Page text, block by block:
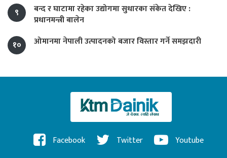
९
बन्द र घाटामा रहेका उद्योगमा सुधारका संकेत देखिए :
प्रधानमन्त्री बालेन
१०
ओमानमा नेपाली उत्पादनको बजार विस्तार गर्ने समझदारी
Facebook Twitter Youtube